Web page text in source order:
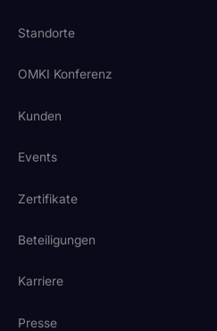
Standorte
OMKI Konferenz
Kunden
Events
Zertifikate
Beteiligungen
Karriere
Presse